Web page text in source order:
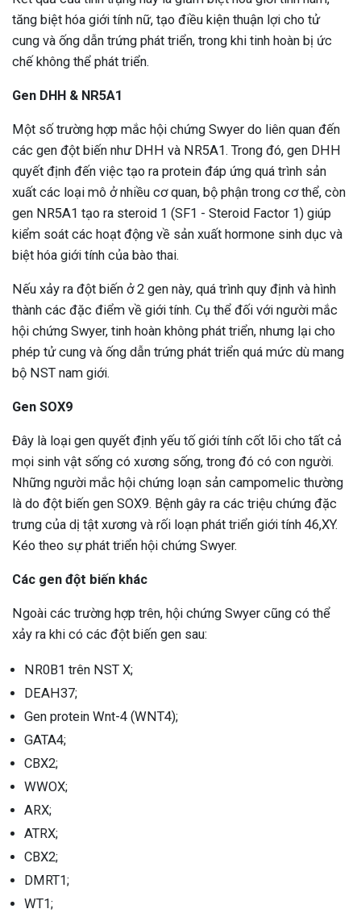
tăng biệt hóa giới tính nữ, tạo điều kiện thuận lợi cho tử
cung và ống dẫn trứng phát triển, trong khi tinh hoàn bị ức
chế không thể phát triển.
Gen DHH & NR5A1
Một số trường hợp mắc hội chứng Swyer do liên quan đến
các gen đột biến như DHH và NR5A1. Trong đó, gen DHH
quyết định đến việc tạo ra protein đáp ứng quá trình sản
xuất các loại mô ở nhiều cơ quan, bộ phận trong cơ thể, còn
gen NR5A1 tạo ra steroid 1 (SF1 - Steroid Factor 1) giúp
kiểm soát các hoạt động về sản xuất hormone sinh dục và
biệt hóa giới tính của bào thai.
Nếu xảy ra đột biến ở 2 gen này, quá trình quy định và hình
thành các đặc điểm về giới tính. Cụ thể đối với người mắc
hội chứng Swyer, tinh hoàn không phát triển, nhưng lại cho
phép tử cung và ống dẫn trứng phát triển quá mức dù mang
bộ NST nam giới.
Gen SOX9
Đây là loại gen quyết định yếu tố giới tính cốt lõi cho tất cả
mọi sinh vật sống có xương sống, trong đó có con người.
Những người mắc hội chứng loạn sản campomelic thường
là do đột biến gen SOX9. Bệnh gây ra các triệu chứng đặc
trưng của dị tật xương và rối loạn phát triển giới tính 46,XY.
Kéo theo sự phát triển hội chứng Swyer.
Các gen đột biến khác
Ngoài các trường hợp trên, hội chứng Swyer cũng có thể
xảy ra khi có các đột biến gen sau:
NR0B1 trên NST X;
DEAH37;
Gen protein Wnt-4 (WNT4);
GATA4;
CBX2;
WWOX;
ARX;
ATRX;
CBX2;
DMRT1;
WT1;